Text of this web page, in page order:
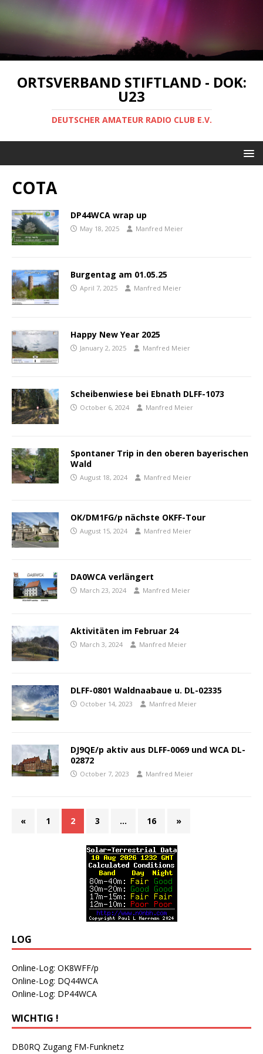
ORTSVERBAND STIFTLAND - DOK:
U23
DEUTSCHER AMATEUR RADIO CLUB E.V.
COTA
DP44WCA wrap up
May 18, 2025 Manfred Meier
Burgentag am 01.05.25
April 7, 2025 Manfred Meier
Happy New Year 2025
January 2, 2025 Manfred Meier
Scheibenwiese bei Ebnath DLFF-1073
October 6, 2024 Manfred Meier
Spontaner Trip in den oberen bayerischen
Wald
August 18, 2024 Manfred Meier
OK/DM1FG/p nächste OKFF-Tour
August 15, 2024 Manfred Meier
DA0WCA verlängert
March 23, 2024 Manfred Meier
Aktivitäten im Februar 24
March 3, 2024 Manfred Meier
DLFF-0801 Waldnaabaue u. DL-02335
October 14, 2023 Manfred Meier
DJ9QE/p aktiv aus DLFF-0069 und WCA DL-
02872
October 7, 2023 Manfred Meier
« 1 2 3 … 16 »
LOG
Online-Log: OK8WFF/p
Online-Log: DQ44WCA
Online-Log: DP44WCA
WICHTIG !
DB0RQ Zugang FM-Funknetz